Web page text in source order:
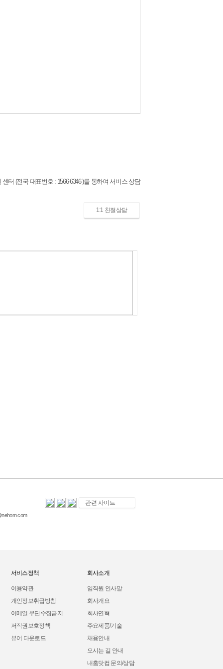
터 (전국 대표번호 : 1566-6346 )를 통하여 서비스 상담
1:1 친절상담
서비스정책 회사소개
이용약관
임직원 인사말
개인정보취급방침
회사개요
이메일 무단수집금지
회사연혁
저작권보호정책
주요제품/기술
뷰어 다운로드
채용안내
오시는 길 안내
내홈닷컴 문의/상담